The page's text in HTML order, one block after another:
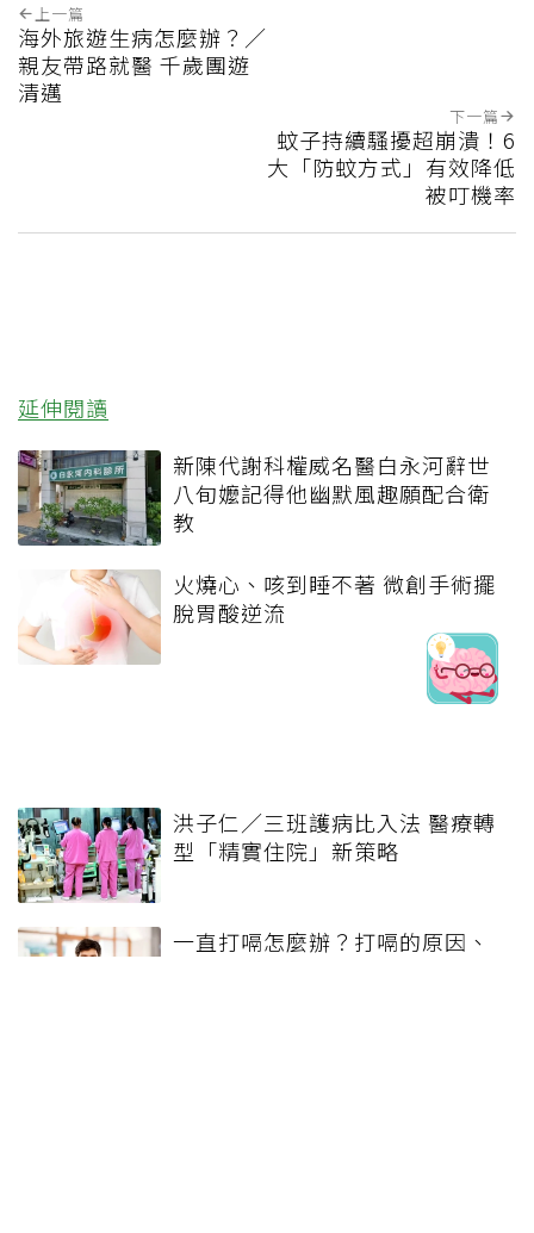
上一篇
海外旅遊生病怎麼辦？／
親友帶路就醫 千歲團遊
清邁
下一篇
蚊子持續騷擾超崩潰！6
大「防蚊方式」有效降低
被叮機率
延伸閱讀
新陳代謝科權威名醫白永河辭世
八旬嬤記得他幽默風趣願配合衛
教
火燒心、咳到睡不著 微創手術擺
脫胃酸逆流
洪子仁／三班護病比入法 醫療轉
型「精實住院」新策略
一直打嗝怎麼辦？打嗝的原因、